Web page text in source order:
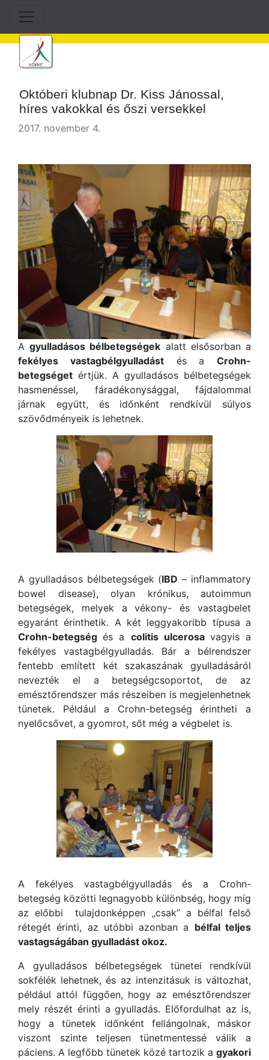
Októberi klubnap Dr. Kiss Jánossal,
híres vakokkal és őszi versekkel
2017. november 4.
Agyulladásos bélbetegségek alatt elsősorban a
fekélyes vastagbélgyulladástés a Crohn-
betegséget értjük. A gyulladásos bélbetegségek
hasmenéssel, fáradékonysággal, fájdalommal
járnak együtt, és időnként rendkívül súlyos
szövődményeik is lehetnek.
A gyulladásos bélbetegségek (IBD – inflammatory
bowel disease), olyan krónikus, autoimmun
betegségek, melyek a vékony- és vastagbelet
egyaránt érinthetik. A két leggyakoribb típusa a
Crohn-betegségés a colitis ulcerosa vagyis a
fekélyes vastagbélgyulladás. Bár a bélrendszer
fentebb említett két szakaszának gyulladásáról
nevezték el a betegségcsoportot, de az
emésztőrendszer más részeiben is megjelenhetnek
tünetek. Például a Crohn-betegség érintheti a
nyelőcsővet, a gyomrot, sőt még a végbelet is.
A fekélyes vastagbélgyulladás és a Crohn-
betegség közötti legnagyobb különbség, hogy míg
az előbbi tulajdonképpen „csak” a bélfal felső
rétegét érinti, az utóbbi azonban a bélfal teljes
vastagságában gyulladást okoz.
A gyulladásos bélbetegségek tünetei rendkívül
sokfélék lehetnek, és az intenzitásuk is változhat,
például attól függően, hogy az emésztőrendszer
mely részét érinti a gyulladás. Előfordulhat az is,
hogy a tünetek időnként fellángolnak, máskor
viszont szinte teljesen tünetmentessé válik a
páciens. A legfőbb tünetek közé tartozik a gyakori